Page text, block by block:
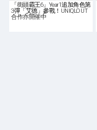
「街頭霸王6」Year1追加角色第
3彈「艾德」參戰！UNIQLO UT
合作亦開催中